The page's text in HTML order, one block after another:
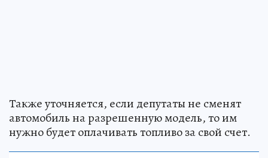
Также уточняется, если депутаты не сменят
автомобиль на разрешенную модель, то им
нужно будет оплачивать топливо за свой счет.